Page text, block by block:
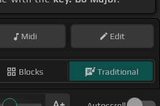
Midi Edit
Blocks Traditional